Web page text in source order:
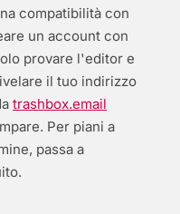
compatibilità con
un account con
provare l'editor e
il tuo indirizzo
trashbox.email
Per piani a
passa a